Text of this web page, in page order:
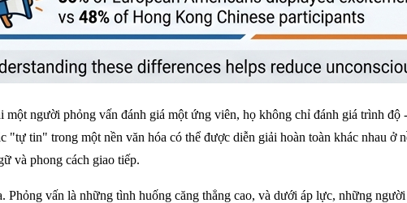
người phỏng vấn đánh giá một ứng viên, họ không chỉ đánh giá trình
tin" trong một nền văn hóa có thể được diễn giải hoàn toàn khác nhau ở
và phong cách giao tiếp.
Phỏng vấn là những tình huống căng thẳng cao, và dưới áp lực, những